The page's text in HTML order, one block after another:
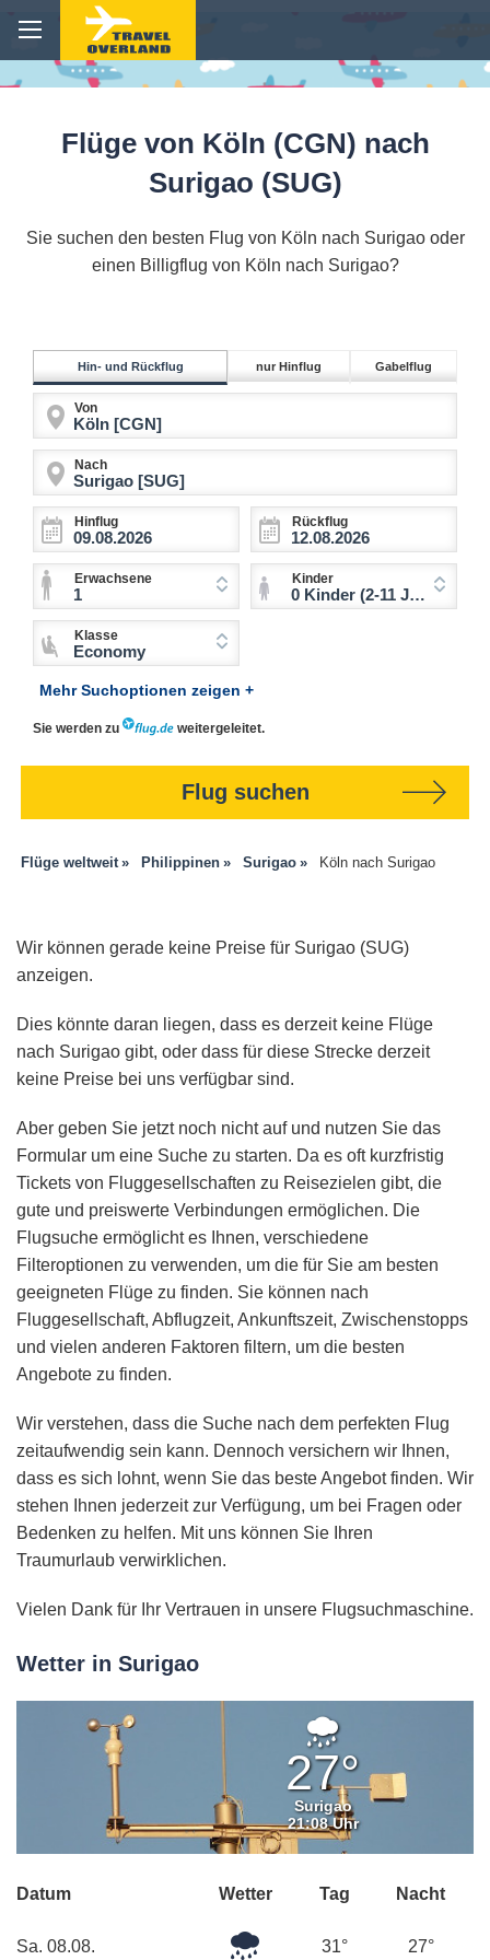
Flüge von Köln (CGN) nach
Surigao (SUG)
Sie suchen den besten Flug von Köln nach Surigao oder
einen Billigflug von Köln nach Surigao?
Hin- und Rückflug nur Hinflug Gabelflug
Von
Nach
Hinflug Rückflug
Erwachsene
1
Kinder
0 Kinder (2-11 Jahre)
Klasse
Economy
Mehr Suchoptionen zeigen +
Sie werden zu weitergeleitet.
Flug suchen
Flüge weltweit Philippinen Surigao Köln nach Surigao
Wir können gerade keine Preise für Surigao (SUG)
anzeigen.
Dies könnte daran liegen, dass es derzeit keine Flüge
nach Surigao gibt, oder dass für diese Strecke derzeit
keine Preise bei uns verfügbar sind.
Aber geben Sie jetzt noch nicht auf und nutzen Sie das
Formular um eine Suche zu starten. Da es oft kurzfristig
Tickets von Fluggesellschaften zu Reisezielen gibt, die
gute und preiswerte Verbindungen ermöglichen. Die
Flugsuche ermöglicht es Ihnen, verschiedene
Filteroptionen zu verwenden, um die für Sie am besten
geeigneten Flüge zu finden. Sie können nach
Fluggesellschaft, Abflugzeit, Ankunftszeit, Zwischenstopps
und vielen anderen Faktoren filtern, um die besten
Angebote zu finden.
Wir verstehen, dass die Suche nach dem perfekten Flug
zeitaufwendig sein kann. Dennoch versichern wir Ihnen,
dass es sich lohnt, wenn Sie das beste Angebot finden. Wir
stehen Ihnen jederzeit zur Verfügung, um bei Fragen oder
Bedenken zu helfen. Mit uns können Sie Ihren
Traumurlaub verwirklichen.
Vielen Dank für Ihr Vertrauen in unsere Flugsuchmaschine.
Wetter in Surigao
Leichter
Regen
27°
Surigao
21:08 Uhr
Datum Wetter Tag Nacht
Sa. 08.08. 31° 27°